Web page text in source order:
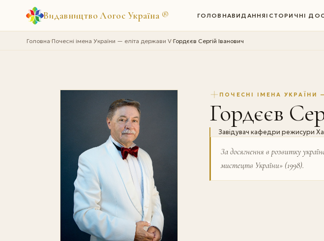
Видавництво Логос Україна ® ГОЛОВНАВИДАННЯ ІСТОРИЧНІ
Головна›Почесні імена України — еліта держави V›Гордєєв Сергій Іванович
ПОЧЕСНІ ІМЕНА УКРАЇНИ
Гордєєв
Завідувач кафедри режисури
За досягнення в розвитку
мистецтв України» (1998).